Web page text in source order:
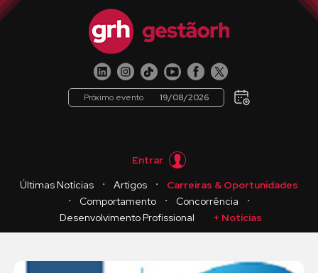
Próximo evento 19/08/2026
Entrar
Últimas Notícias
・ Artigos ・
Carreiras & Oportunidades
・
Comportamento ・ Concorrência
・
Desenvolvimento Profissional
+ Notícias